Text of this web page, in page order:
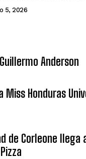
5, 2026
Anderson
Miss Honduras
de Corleone llega